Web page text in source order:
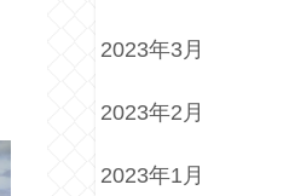
2023年3月
2023年2月
2023年1月